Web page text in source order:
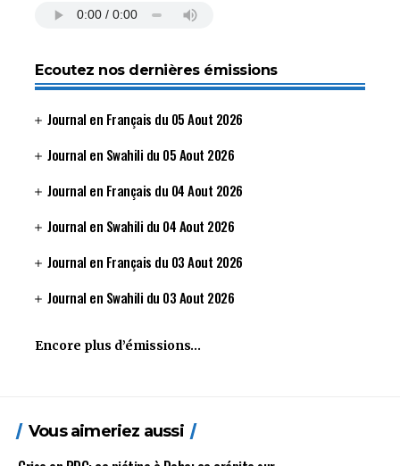
Ecoutez nos dernières émissions
Journal en Français du 05 Aout 2026
Journal en Swahili du 05 Aout 2026
Journal en Français du 04 Aout 2026
Journal en Swahili du 04 Aout 2026
Journal en Français du 03 Aout 2026
Journal en Swahili du 03 Aout 2026
Encore plus d’émissions…
Vous aimeriez aussi